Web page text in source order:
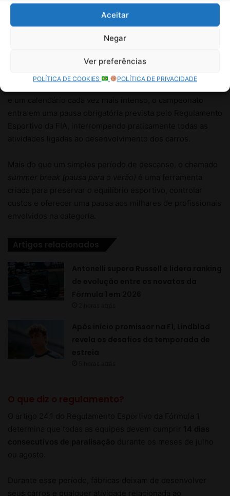
Aceitar
Negar
Ver preferências
POLÍTICA DE COOKIES POLÍTICA DE PRIVACIDADE